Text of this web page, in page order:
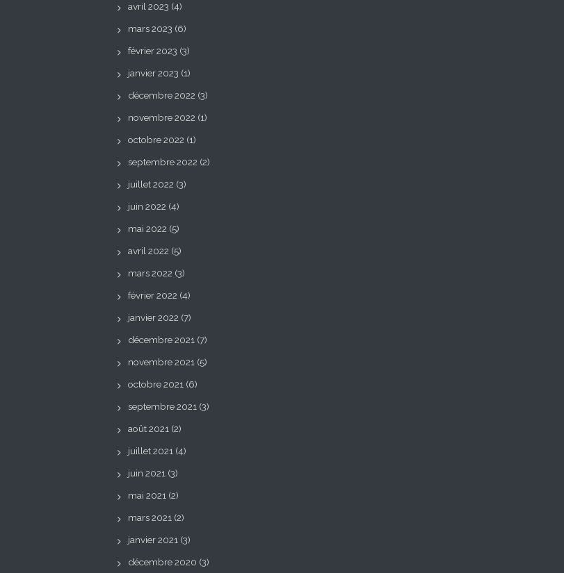
avril 2023 (4)
mars 2023 (6)
février 2023 (3)
janvier 2023 (1)
décembre 2022 (3)
novembre 2022 (1)
octobre 2022 (1)
septembre 2022 (2)
juillet 2022 (3)
juin 2022 (4)
mai 2022 (5)
avril 2022 (5)
mars 2022 (3)
février 2022 (4)
janvier 2022 (7)
décembre 2021 (7)
novembre 2021 (5)
octobre 2021 (6)
septembre 2021 (3)
août 2021 (2)
juillet 2021 (4)
juin 2021 (3)
mai 2021 (2)
mars 2021 (2)
janvier 2021 (3)
décembre 2020 (3)